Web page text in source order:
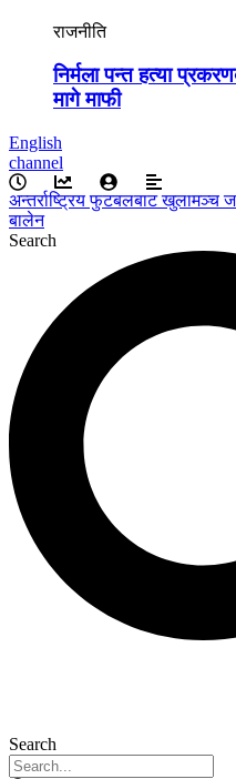
राजनीति
निर्मला पन्त हत्या
मागे माफी
English
channel
अन्तर्राष्ट्रिय फुटबलबाट खुलामञ्च
बालेन
Search
Search